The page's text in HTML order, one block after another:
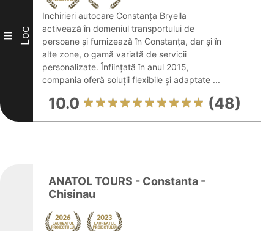
III Loc
Inchirieri autocare Constanța Bryella
activează în domeniul transportului de
persoane și furnizează în Constanța, dar și în
alte zone, o gamă variată de servicii
personalizate. Înființată în anul 2015,
compania oferă soluții flexibile și adaptate ...
10.0 (48)
ANATOL TOURS - Constanta -
Chisinau